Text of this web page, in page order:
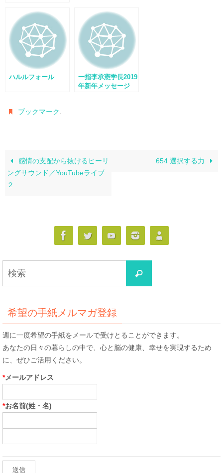
ハルルフォール
一指李承憲学長2019
年新年メッセージ
ブックマーク.
感情の支配から抜けるヒーリ
ングサウンド／YouTubeライブ
２
654 選択する力
検
索
希望の手紙メルマガ登録
週に一度希望の手紙をメールで受けとることができます。
あなたの日々の暮らしの中で、心と脳の健康、幸せを実現するため
に、ぜひご活用ください。
*メールアドレス
*お名前(姓・名)